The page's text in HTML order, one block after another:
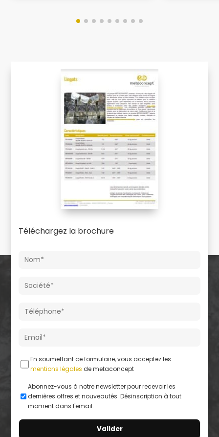
Téléchargez la brochure
En soumettant ce formulaire, vous acceptez les
mentions légales de metaconcept
Abonnez-vous à notre newsletter pour recevoir les
dernières offres et nouveautés. Désinscription à tout
moment dans l'email.